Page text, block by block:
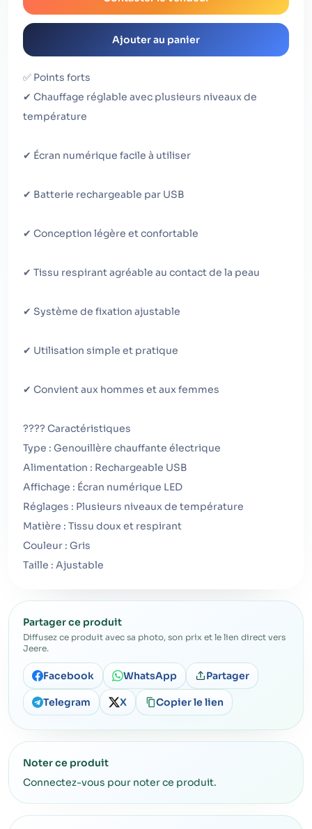
Ajouter au panier
✅ Points forts
✔ Chauffage réglable avec plusieurs niveaux de
température
✔ Écran numérique facile à utiliser
✔ Batterie rechargeable par USB
✔ Conception légère et confortable
✔ Tissu respirant agréable au contact de la peau
✔ Système de fixation ajustable
✔ Utilisation simple et pratique
✔ Convient aux hommes et aux femmes
???? Caractéristiques
Type : Genouillère chauffante électrique
Alimentation : Rechargeable USB
Affichage : Écran numérique LED
Réglages : Plusieurs niveaux de température
Matière : Tissu doux et respirant
Couleur : Gris
Taille : Ajustable
Partager ce produit
Diffusez ce produit avec sa photo, son prix et le lien direct vers
Jeere.
Facebook WhatsApp Partager
Telegram X Copier le lien
Noter ce produit
Connectez-vous pour noter ce produit.